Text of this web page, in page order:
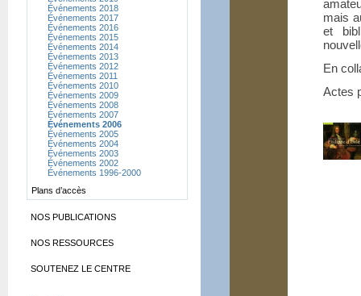
mais
et
En
Actes
Événements 2018
Événements 2017
Événements 2016
Événements 2015
Événements 2014
Événements 2013
Événements 2012
Événements 2011
Événements 2010
Événements 2009
Événements 2008
Événements 2007
Événements 2006
Événements 2005
Événements 2004
Événements 2003
Événements 2002
Événements 1996-2000
Plans d’accès
NOS PUBLICATIONS
NOS RESSOURCES
SOUTENEZ LE CENTRE